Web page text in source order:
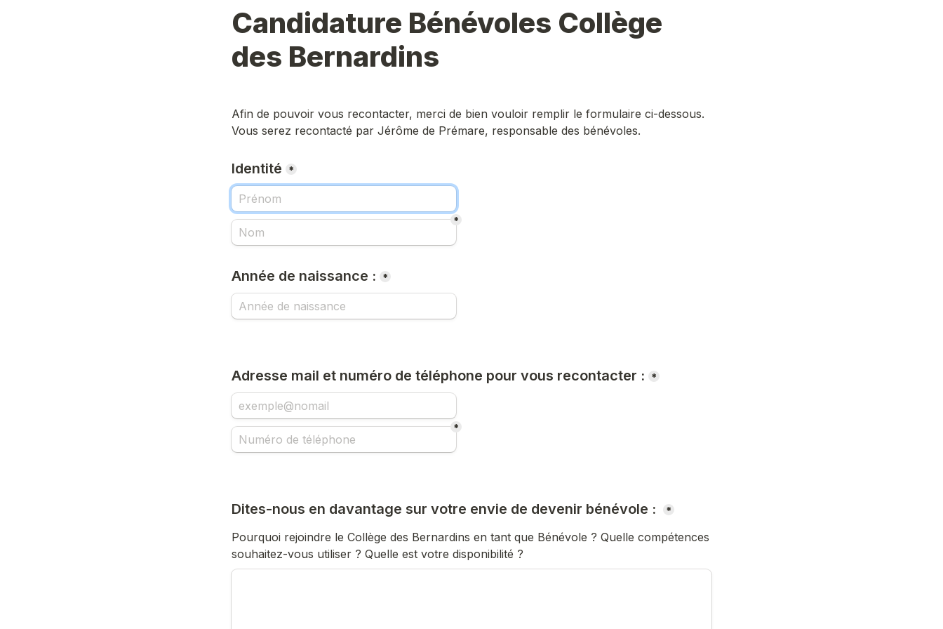
Candidature Bénévoles Collège
des Bernardins
Afin de pouvoir vous recontacter, merci de bien vouloir remplir le formulaire ci-dessous.
Vous serez recontacté par Jérôme de Prémare, responsable des bénévoles.
Identité *
*
Année de naissance : *
Adresse mail et numéro de téléphone pour vous recontacter : *
*
Dites-nous en davantage sur votre envie de devenir bénévole : *
Pourquoi rejoindre le Collège des Bernardins en tant que Bénévole ? Quelle compétences
souhaitez-vous utiliser ? Quelle est votre disponibilité ?